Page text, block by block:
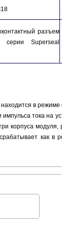
разъем
Superseal
в
тока на
корпуса
как